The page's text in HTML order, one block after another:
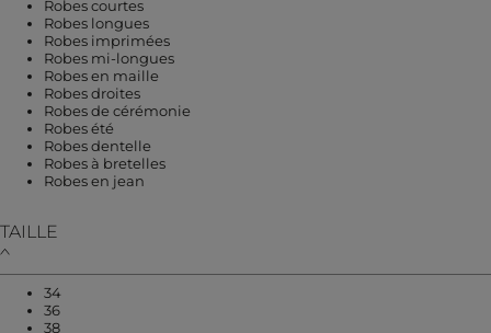
Robes courtesAffiner par CATEGORIES : Robes courtes
Robes longuesAffiner par CATEGORIES : Robes longues
Robes impriméesAffiner par CATEGORIES : Robes imprimées
Robes mi-longuesAffiner par CATEGORIES : Robes mi-longues
Robes en maille
Robes droitesAffiner par CATEGORIES : Robes droites
Robes de cérémonie
Robes été
Robes dentelle
Robes à bretellesAffiner par CATEGORIES : Robes à bretelles
Robes en jean
TAILLE
34Affiner par TAILLE : 34
36Affiner par TAILLE : 36
38Affiner par TAILLE : 38